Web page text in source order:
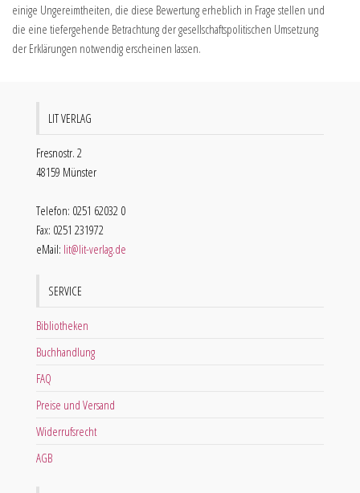
einige Ungereimtheiten, die diese Bewertung erheblich in Frage stellen und
die eine tiefergehende Betrachtung der gesellschaftspolitischen Umsetzung
der Erklärungen notwendig erscheinen lassen.
LIT VERLAG
Fresnostr. 2
48159 Münster
Telefon: 0251 62032 0
Fax: 0251 231972
eMail: lit@lit-verlag.de
SERVICE
Bibliotheken
Buchhandlung
FAQ
Preise und Versand
Widerrufsrecht
AGB